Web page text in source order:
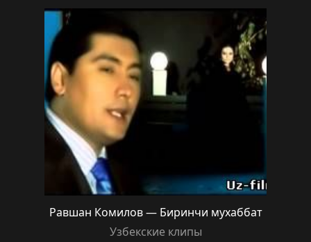
Равшан Комилов — Биринчи мухаббат
Узбекские клипы